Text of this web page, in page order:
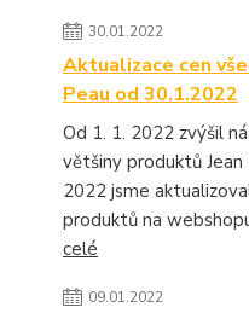
30.01.2022
Aktualizace cen
Peau od 30.1.2022
Od 1. 1. 2022 zvýšil
většiny produktů
2022 jsme
produktů na
celé
09.01.2022